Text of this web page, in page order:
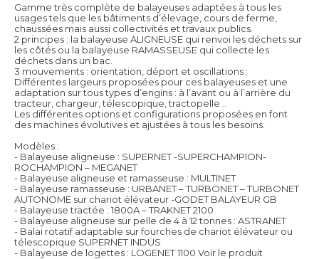
Gamme très complète de balayeuses adaptées à tous les
usages tels que les bâtiments d’élevage, cours de ferme,
chaussées mais aussi collectivités et travaux publics.
2 principes : la balayeuse ALIGNEUSE qui renvoi les déchets sur
les côtés ou la balayeuse RAMASSEUSE qui collecte les
déchets dans un bac.
3 mouvements : orientation, déport et oscillations ;
Différentes largeurs proposées pour ces balayeuses et une
adaptation sur tous types d’engins : à l’avant ou à l’arrière du
tracteur, chargeur, télescopique, tractopelle…
Les différentes options et configurations proposées en font
des machines évolutives et ajustées à tous les besoins.
Modèles :
- Balayeuse aligneuse : SUPERNET -SUPERCHAMPION-
ROCHAMPION – MEGANET
- Balayeuse aligneuse et ramasseuse : MULTINET
- Balayeuse ramasseuse : URBANET – TURBONET – TURBONET
AUTONOME sur chariot élévateur -GODET BALAYEUR GB
- Balayeuse tractée : 1800A – TRAKNET 2100
- Balayeuse aligneuse sur pelle de 4 à 12 tonnes : ASTRANET
- Balai rotatif adaptable sur fourches de chariot élévateur ou
télescopique SUPERNET INDUS
- Balayeuse de logettes : LOGENET 1100 Voir le produit